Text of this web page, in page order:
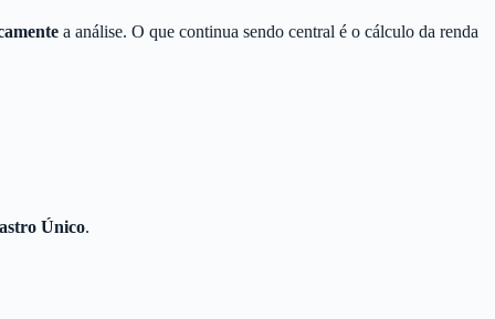
a análise. O que continua sendo central é o cálculo da renda
Único.